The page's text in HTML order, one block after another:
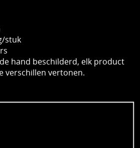
stuk
hand beschilderd, elk product
verschillen vertonen.